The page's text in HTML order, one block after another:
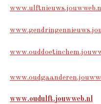
www.oudulft.jouwweb.nl